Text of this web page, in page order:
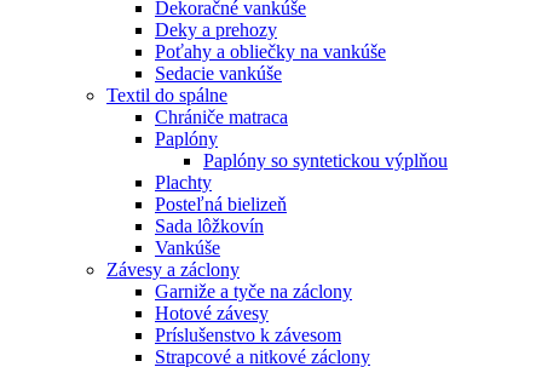
Dekoračné vankúše
Deky a prehozy
Poťahy a obliečky na vankúše
Sedacie vankúše
Textil do spálne
Chrániče matraca
Paplóny
Paplóny so syntetickou výplňou
Plachty
Posteľná bielizeň
Sada lôžkovín
Vankúše
Závesy a záclony
Garniže a tyče na záclony
Hotové závesy
Príslušenstvo k závesom
Strapcové a nitkové záclony